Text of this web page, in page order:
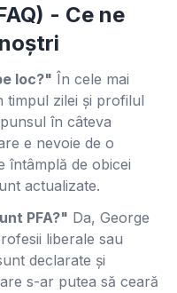
- Ce ne
loc?" În cele mai
timpul zilei și profilul
în câteva
e nevoie de o
întâmplă de obicei
actualizate.
PFA?" Da, George
liberale sau
declarate și
s-ar putea să ceară